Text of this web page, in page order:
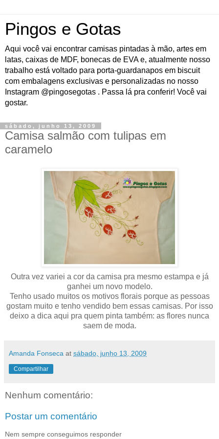
Pingos e Gotas
Aqui você vai encontrar camisas pintadas à mão, artes em
latas, caixas de MDF, bonecas de EVA e, atualmente nosso
trabalho está voltado para porta-guardanapos em biscuit
com embalagens exclusivas e personalizadas no nosso
Instagram @pingosegotas . Passa lá pra conferir! Você vai
gostar.
sábado, junho 13, 2009
Camisa salmão com tulipas em
caramelo
Outra vez variei a cor da camisa pra mesmo estampa e já
ganhei um novo modelo.
Tenho usado muitos os motivos florais porque as pessoas
gostam muito e tenho vendido bem essas camisas. Por isso
deixo a dica aqui pra quem pinta também: as flores nunca
saem de moda.
Amanda Fonseca at sábado, junho 13, 2009
Compartilhar
Nenhum comentário:
Postar um comentário
Nem sempre conseguimos responder